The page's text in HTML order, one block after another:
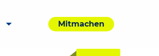
Mitmachen